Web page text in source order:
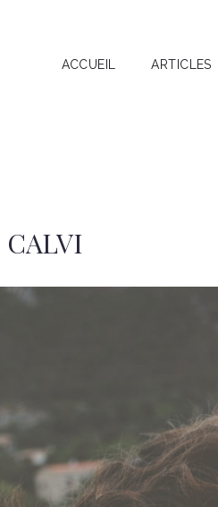
ACCUEIL ARTICLES
CALVI